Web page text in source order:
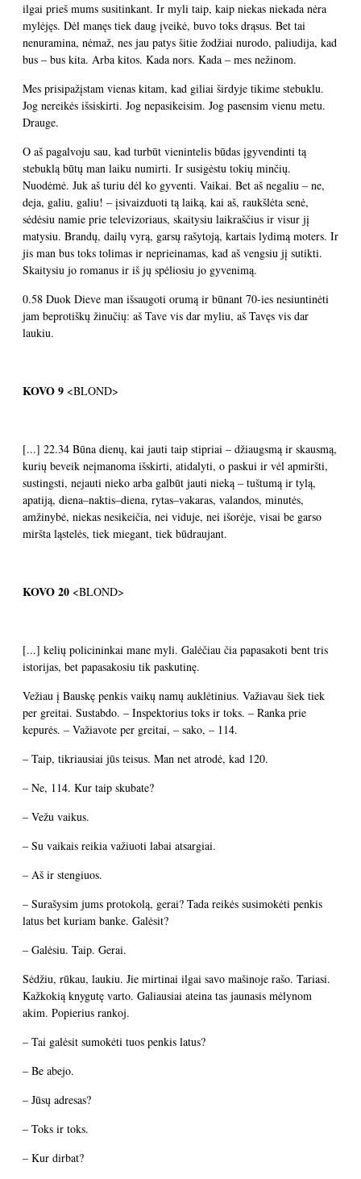
ilgai prieš mums susitinkant. Ir myli taip, kaip niekas niekada nėra
mylėjęs. Dėl manęs tiek daug įveikė, buvo toks drąsus. Bet tai
nenuramina, nėmaž, nes jau patys šitie žodžiai nurodo, paliudija, kad
bus – bus kita. Arba kitos. Kada nors. Kada – mes nežinom.
Mes prisipažįstam vienas kitam, kad giliai širdyje tikime stebuklu.
Jog nereikės išsiskirti. Jog nepasikeisim. Jog pasensim vienu metu.
Drauge.
O aš pagalvoju sau, kad turbūt vienintelis būdas įgyvendinti tą
stebuklą būtų man laiku numirti. Ir susigėstu tokių minčių.
Nuodėmė. Juk aš turiu dėl ko gyventi. Vaikai. Bet aš negaliu – ne,
deja, galiu, galiu! – įsivaizduoti tą laiką, kai aš, raukšlėta senė,
sėdėsiu namie prie televizoriaus, skaitysiu laikraščius ir visur jį
matysiu. Brandų, dailų vyrą, garsų rašytoją, kartais lydimą moters. Ir
jis man bus toks tolimas ir neprieinamas, kad aš vengsiu jį sutikti.
Skaitysiu jo romanus ir iš jų spėliosiu jo gyvenimą.
0.58 Duok Dieve man išsaugoti orumą ir būnant 70-ies nesiuntinėti
jam beprotiškų žinučių: aš Tave vis dar myliu, aš Tavęs vis dar
laukiu.
KOVO 9 <BLOND>
[...] 22.34 Būna dienų, kai jauti taip stipriai – džiaugsmą ir skausmą,
kurių beveik neįmanoma išskirti, atidalyti, o paskui ir vėl apmiršti,
sustingsti, nejauti nieko arba galbūt jauti nieką – tuštumą ir tylą,
apatiją, diena–naktis–diena, rytas–vakaras, valandos, minutės,
amžinybė, niekas nesikeičia, nei viduje, nei išorėje, visai be garso
miršta ląstelės, tiek miegant, tiek būdraujant.
KOVO 20 <BLOND>
[...] kelių policininkai mane myli. Galėčiau čia papasakoti bent tris
istorijas, bet papasakosiu tik paskutinę.
Vežiau į Bauskę penkis vaikų namų auklėtinius. Važiavau šiek tiek
per greitai. Sustabdo. – Inspektorius toks ir toks. – Ranka prie
kepurės. – Važiavote per greitai, – sako, – 114.
– Taip, tikriausiai jūs teisus. Man net atrodė, kad 120.
– Ne, 114. Kur taip skubate?
– Vežu vaikus.
– Su vaikais reikia važiuoti labai atsargiai.
– Aš ir stengiuos.
– Surašysim jums protokolą, gerai? Tada reikės susimokėti penkis
latus bet kuriam banke. Galėsit?
– Galėsiu. Taip. Gerai.
Sėdžiu, rūkau, laukiu. Jie mirtinai ilgai savo mašinoje rašo. Tariasi.
Kažkokią knygutę varto. Galiausiai ateina tas jaunasis mėlynom
akim. Popierius rankoj.
– Tai galėsit sumokėti tuos penkis latus?
– Be abejo.
– Jūsų adresas?
– Toks ir toks.
– Kur dirbat?